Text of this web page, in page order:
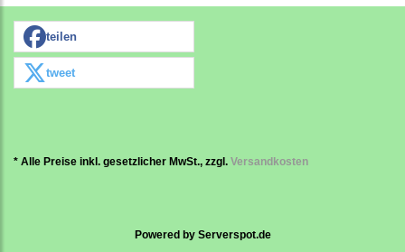
teilen
tweet
* Alle Preise inkl. gesetzlicher MwSt., zzgl. Versandkosten
Powered by Serverspot.de